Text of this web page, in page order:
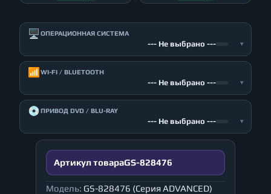
🖥️ ОПЕРАЦИОННАЯ СИСТЕМА
--- Не выбрано --- ▾
📶 WI-FI / BLUETOOTH
--- Не выбрано --- ▾
💿ПРИВОД DVD / BLU-RAY
--- Не выбрано --- ▾
Артикул товараGS-828476
Модель: GS-828476 (Серия ADVANCED)